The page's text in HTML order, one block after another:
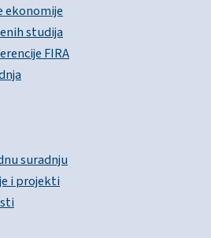
ekonomije
studija
FIRA
suradnju
i projekti